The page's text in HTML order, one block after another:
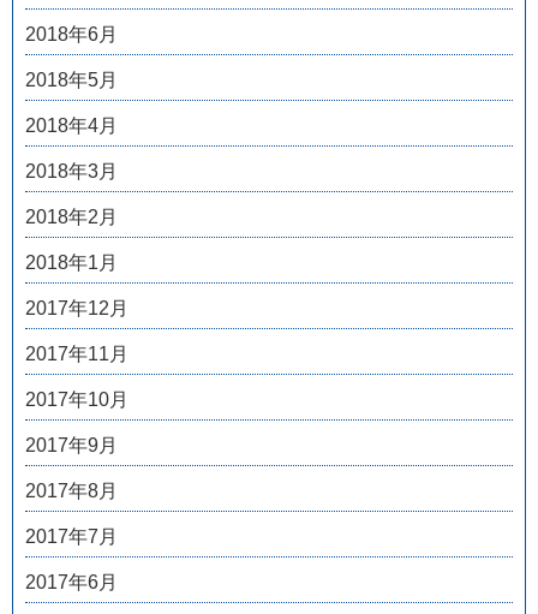
2018年6月
2018年5月
2018年4月
2018年3月
2018年2月
2018年1月
2017年12月
2017年11月
2017年10月
2017年9月
2017年8月
2017年7月
2017年6月